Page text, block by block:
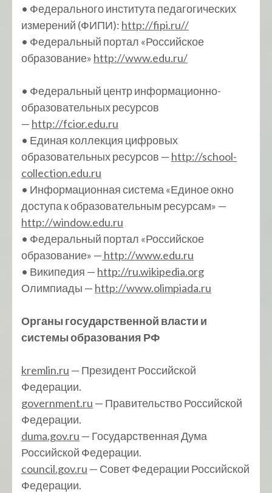
• Федерального института педагогических
измерений (ФИПИ): http://fipi.ru//
• Федеральный портал «Российское
образование» http://www.edu.ru/
• Федеральный центр информационно-
образовательных ресурсов
— http://fcior.edu.ru
• Единая коллекция цифровых
образовательных ресурсов — http://school-
collection.edu.ru
• Информационная система «Единое окно
доступа к образовательным ресурсам» —
http://window.edu.ru
• Федеральный портал «Российское
образование» — http://www.edu.ru
• Википедия — http://ru.wikipedia.org
Олимпиады — http://www.olimpiada.ru
Органы государственной власти и
системы образования РФ
kremlin.ru — Президент Российской
Федерации.
government.ru — Правительство Российской
Федерации.
duma.gov.ru — Государственная Дума
Российской Федерации.
council.gov.ru — Совет Федерации Российской
Федерации.